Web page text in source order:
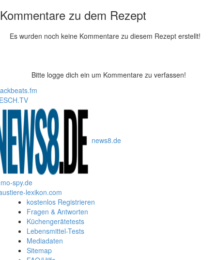
Kommentare zu dem Rezept
Es wurden noch keine Kommentare zu diesem Rezept erstellt!
Bitte logge dich ein um Kommentare zu verfassen!
news8.de
spy.de
lexikon.com
kostenlos Registrieren
Fragen & Antworten
Küchengerätetests
Lebensmittel-Tests
Mediadaten
Sitemap